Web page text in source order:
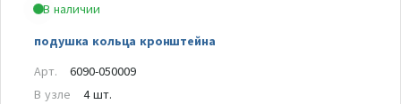
В наличии
подушка кольца кронштейна
Арт.
6090-050009
В узле
4 шт.